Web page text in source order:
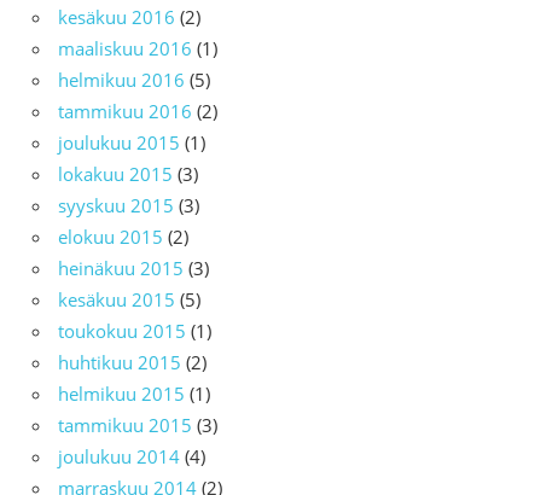
kesäkuu 2016 (2)
maaliskuu 2016 (1)
helmikuu 2016 (5)
tammikuu 2016 (2)
joulukuu 2015 (1)
lokakuu 2015 (3)
syyskuu 2015 (3)
elokuu 2015 (2)
heinäkuu 2015 (3)
kesäkuu 2015 (5)
toukokuu 2015 (1)
huhtikuu 2015 (2)
helmikuu 2015 (1)
tammikuu 2015 (3)
joulukuu 2014 (4)
marraskuu 2014 (2)